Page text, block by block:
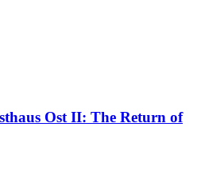
Ost II: The Return of